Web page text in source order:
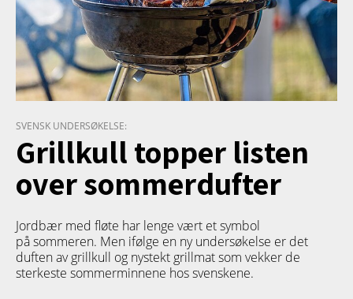
SVENSK UNDERSØKELSE:
Grillkull topper listen
over sommerdufter
Jordbær med fløte har lenge vært et symbol
på sommeren. Men ifølge en ny undersøkelse er det
duften av grillkull og nystekt grillmat som vekker de
sterkeste sommerminnene hos svenskene.